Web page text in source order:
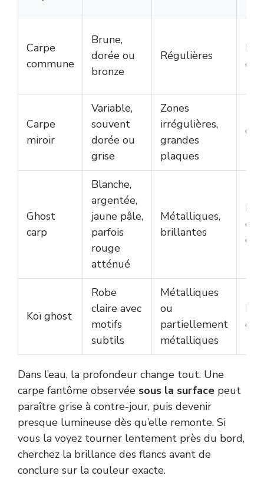
Carpe
commune
Brune,
dorée ou
bronze
Régulières
Carpe
miroir
Variable,
souvent
dorée ou
grise
Zones
irrégulières,
grandes
plaques
Ghost
carp
Blanche,
argentée,
jaune pâle,
parfois
rouge
atténué
Métalliques,
brillantes
Koï ghost
Robe
claire avec
motifs
subtils
Métalliques
ou
partiellement
métalliques
Dans l’eau, la profondeur change tout. Une
carpe fantôme observée sous la surface peut
paraître grise à contre-jour, puis devenir
presque lumineuse dès qu’elle remonte. Si
vous la voyez tourner lentement près du bord,
cherchez la brillance des flancs avant de
conclure sur la couleur exacte.